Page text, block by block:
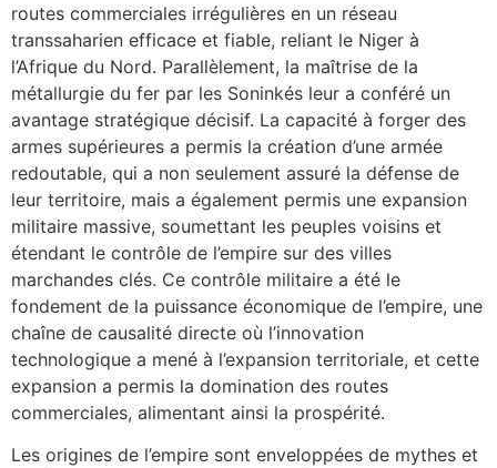
routes commerciales irrégulières en un réseau
transsaharien efficace et fiable, reliant le Niger à
l’Afrique du Nord. Parallèlement, la maîtrise de la
métallurgie du fer par les Soninkés leur a conféré un
avantage stratégique décisif. La capacité à forger des
armes supérieures a permis la création d’une armée
redoutable, qui a non seulement assuré la défense de
leur territoire, mais a également permis une expansion
militaire massive, soumettant les peuples voisins et
étendant le contrôle de l’empire sur des villes
marchandes clés. Ce contrôle militaire a été le
fondement de la puissance économique de l’empire, une
chaîne de causalité directe où l’innovation
technologique a mené à l’expansion territoriale, et cette
expansion a permis la domination des routes
commerciales, alimentant ainsi la prospérité.
Les origines de l’empire sont enveloppées de mythes et